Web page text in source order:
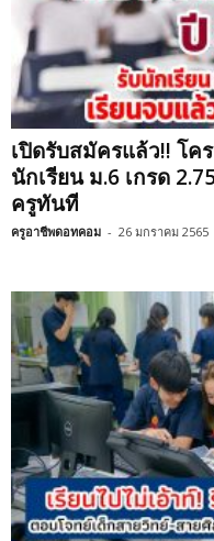
เปิดรับสมัครแล้ว!! โค
นักเรียน ม.6 เกรด
ครูทันที
ครูอาชีพดอทคอม - 26 มกราคม 2565